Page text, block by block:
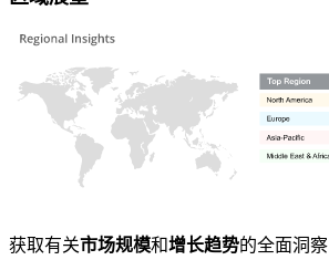
获取有关市场规模和增长趋势的全面洞察